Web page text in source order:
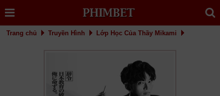
Trang chủ Truyền Hình Lớp Học Của Thầy Mikami